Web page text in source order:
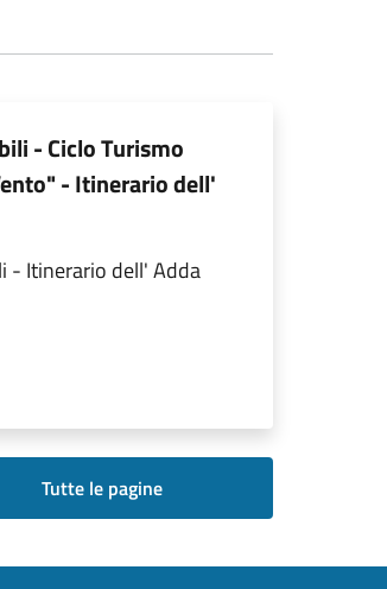
- Ciclo Turismo
- Itinerario dell'
- Itinerario dell' Adda
Tutte le pagine